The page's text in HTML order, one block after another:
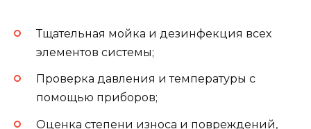
Тщательная мойка и дезинфекция всех
элементов системы;
Проверка давления и температуры с
помощью приборов;
Оценка степени износа и повреждений,